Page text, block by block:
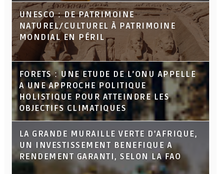
UNESCO : DE PATRIMOINE
NATUREL/CULTUREL À PATRIMOINE
MONDIAL EN PÉRIL
FORETS : UNE ETUDE DE L’ONU APPELLE
A UNE APPROCHE POLITIQUE
HOLISTIQUE POUR ATTEINDRE LES
OBJECTIFS CLIMATIQUES
LA GRANDE MURAILLE VERTE D’AFRIQUE,
UN INVESTISSEMENT BENEFIQUE A
RENDEMENT GARANTI, SELON LA FAO